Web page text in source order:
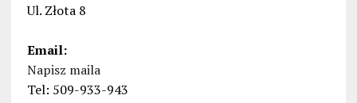
Ul. Złota 8
Email:
Napisz maila
Tel: 509-933-943